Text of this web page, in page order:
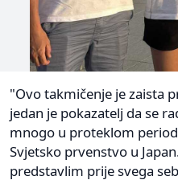
"Ovo takmičenje je zaista
jedan je pokazatelj da se
mnogo u proteklom
Svjetsko prvenstvo u
predstavlim prije svega